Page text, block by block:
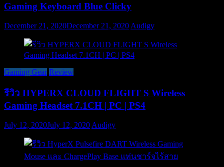
Gaming Keyboard Blue Clicky
December 21, 2020December 21, 2020 Audigy
Gaming Gear Review
รีวิว HYPERX CLOUD FLIGHT S Wireless
Gaming Headset 7.1CH | PC | PS4
July 12, 2020July 12, 2020 Audigy